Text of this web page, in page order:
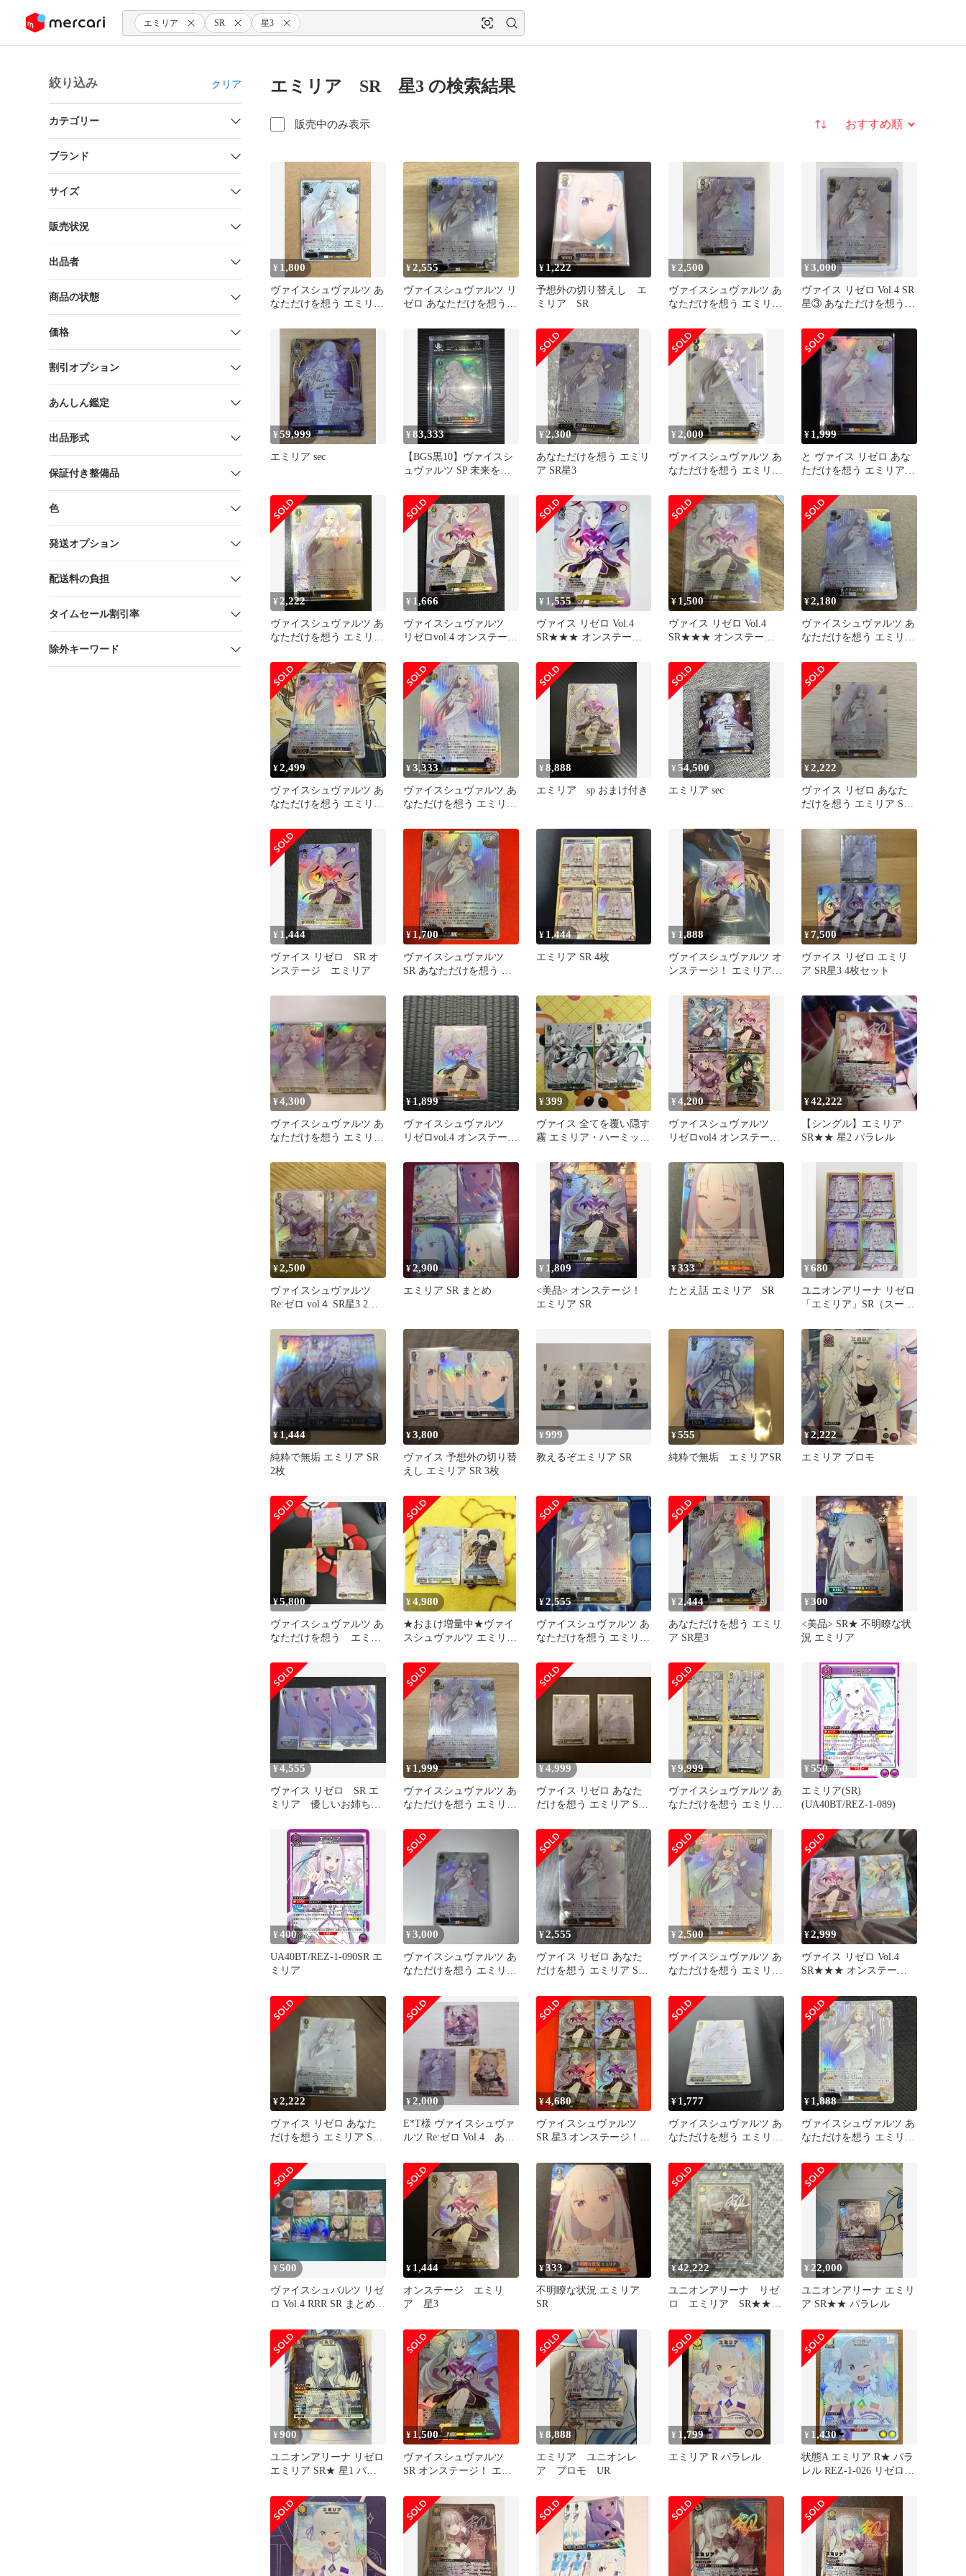
ツにスキップ エミリア SR 星3
絞り込み クリア
カテゴリー
ブランド
サイズ
販売状況
出品者
商品の状態
価格
割引オプション
あんしん鑑定
出品形式
保証付き整備品
色
発送オプション
配送料の負担
タイムセール割引率
除外キーワード
エミリア SR 星3 の検索結果
販売中のみ表示 並び替え
¥ 1,800
ヴァイスシュヴァルツ あ
なただけを想う エミリア
¥2,555
ヴァイスシュヴァルツ リ
ゼロ あなただけを想う
¥ 1,222
予想外の切り替えし エ
ミリア SR
¥ 2,500
ヴァイスシュヴァルツ あ
なただけを想う エミリア
¥3,000
ヴァイス リゼロ Vol.4 SR
星③ あなただけを想う
¥59,999
エミリア sec
¥83,333
【BGS黒10】ヴァイスシ
ュヴァルツ SP 未来をう
リア
¥ 2,300
あなただけを想う エミリ
ア SR星3
¥ 2,000
ヴァイスシュヴァルツ あ
なただけを想う エミリア
¥ 1,999
と ヴァイス リゼロ あな
ただけを想う エミリア
¥ 2,222
ヴァイスシュヴァルツ あ
なただけを想う エミリア
¥ 1,666
ヴァイスシュヴァルツ
リゼロvol.4 オンステー
¥ 1,555
ヴァイス リゼロ Vol.4
SR★★★ オンステージ
¥ 1,500
ヴァイス リゼロ Vol.4
SR★★★ オンステージ
¥2,180
ヴァイスシュヴァルツ あ
なただけを想う エミリア
¥2,499
ヴァイスシュヴァルツ あ
なただけを想う エミリア
¥3,333
ヴァイスシュヴァルツ あ
なただけを想う エミリア
¥8,888
エミリア sp おまけ付き
¥54,500
エミリア sec
¥2,222
ヴァイス リゼロ あなた
だけを想う エミリア SR
¥ 1,444
ヴァイス リゼロ SR オ
ンステージ エミリア
¥ 1,700
ヴァイスシュヴァルツ
SR あなただけを想う エ
める異世界生活 Vol.4 リ
ゼロ
¥ 1,444
エミリア SR 4枚
¥ 1,888
ヴァイスシュヴァルツ オ
ンステージ！ エミリア
¥7,500
ヴァイス リゼロ エミリ
ア SR星3 4枚セット
¥4,300
ヴァイスシュヴァルツ あ
なただけを想う エミリア
¥1,899
ヴァイスシュヴァルツ
リゼロvol.4 オンステー
¥399
ヴァイス 全てを覆い隠す
霧 エミリア・ハーミット
¥4,200
ヴァイスシュヴァルツ
リゼロvol4 オンステー
SR⭐︎⭐︎⭐︎
¥42,222
【シングル】エミリア
SR★★ 星2 パラレル
¥2,500
ヴァイスシュヴァルツ
Re:ゼロ vol４ SR星3 2枚
¥2,900
エミリア SR まとめ
¥ 1,809
<美品> オンステージ！
エミリア SR
¥333
たとえ話 エミリア SR
¥680
ユニオンアリーナ リゼロ
「エミリア」SR（スーパ
¥1,444
純粋で無垢 エミリア SR
2枚
¥3,800
ヴァイス 予想外の切り替
えし エミリア SR 3枚
¥999
教えるぞエミリア SR
¥555
純粋で無垢 エミリアSR
¥2,222
エミリア プロモ
¥5,800
ヴァイスシュヴァルツ あ
なただけを想う エミリ
¥4,980
★おまけ増量中★ヴァイ
スシュヴァルツ エミリア
¥2,555
ヴァイスシュヴァルツ あ
なただけを想う エミリア
¥ 2,444
あなただけを想う エミリ
ア SR星3
¥300
<美品> SR★ 不明瞭な状
況 エミリア
¥4,555
ヴァイス リゼロ SR エ
ミリア 優しいお姉ちゃ
¥ 1,999
ヴァイスシュヴァルツ あ
なただけを想う エミリア
¥4,999
ヴァイス リゼロ あなた
だけを想う エミリア SR
¥9,999
ヴァイスシュヴァルツ あ
なただけを想う エミリア
¥550
エミリア(SR)
(UA40BT/REZ-1-089)
¥400
UA40BT/REZ-1-090SR エ
ミリア
¥3,000
ヴァイスシュヴァルツ あ
なただけを想う エミリア
¥2,555
ヴァイス リゼロ あなた
だけを想う エミリア SR
¥2,500
ヴァイスシュヴァルツ あ
なただけを想う エミリア
¥2,999
ヴァイス リゼロ Vol.4
SR★★★ オンステージ
¥2,222
ヴァイス リゼロ あなた
だけを想う エミリア SR
¥2,000
E*T様 ヴァイスシュヴァ
ルツ Re:ゼロ Vol.4 あな
¥4,680
ヴァイスシュヴァルツ
SR 星3 オンステージ！
始める異世界生活 Vol.4
リゼロ
¥1,777
ヴァイスシュヴァルツ あ
なただけを想う エミリア
¥ 1,888
ヴァイスシュヴァルツ あ
なただけを想う エミリア
¥500
ヴァイスシュバルツ リゼ
ロ Vol.4 RRR SR まとめ売
¥ 1,444
オンステージ エミリ
ア 星3
¥333
不明瞭な状況 エミリア
SR
¥42,222
ユニオンアリーナ リゼ
ロ エミリア SR★★
¥22,000
ユニオンアリーナ エミリ
ア SR★★ パラレル
¥900
ユニオンアリーナ リゼロ
エミリア SR★ 星1 パラ
¥ 1,500
ヴァイスシュヴァルツ
SR オンステージ！ エミ
る異世界生活 Vol.4 リゼ
ロ
¥8,888
エミリア ユニオンレ
ア プロモ UR
¥ 1,799
エミリア R パラレル
¥ 1,430
状態A エミリア R★ パラ
レル REZ-1-026 リゼロ
リ